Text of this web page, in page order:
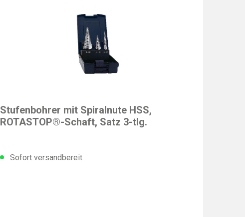
Stufenbohrer mit Spiralnute HSS,
ROTASTOP®-Schaft, Satz 3-tlg.
Sofort versandbereit